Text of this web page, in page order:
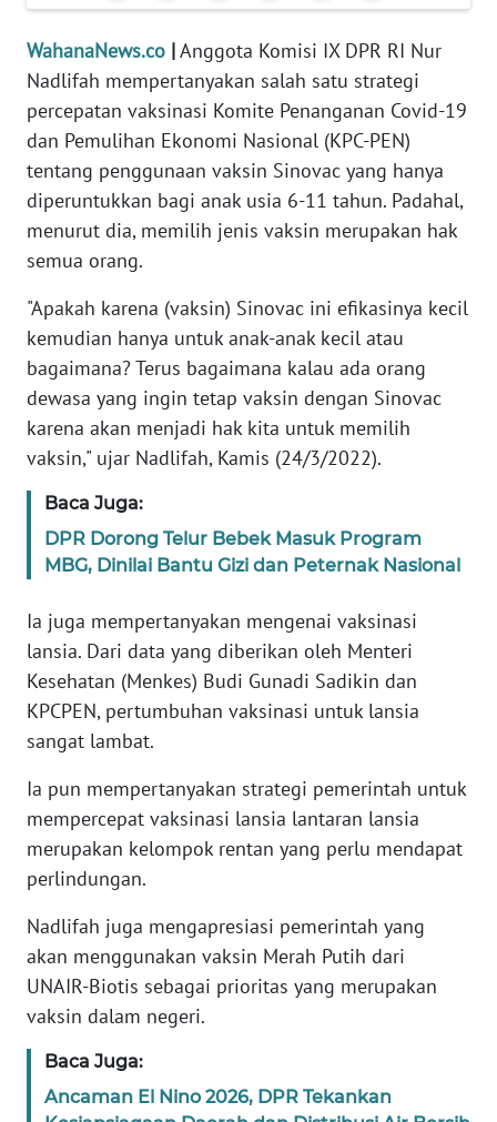
WahanaNews.co |Anggota Komisi IX DPR RI Nur
Nadlifah mempertanyakan salah satu strategi
percepatan vaksinasi Komite Penanganan Covid-19
dan Pemulihan Ekonomi Nasional (KPC-PEN)
tentang penggunaan vaksin Sinovac yang hanya
diperuntukkan bagi anak usia 6-11 tahun. Padahal,
menurut dia, memilih jenis vaksin merupakan hak
semua orang.
"Apakah karena (vaksin) Sinovac ini efikasinya kecil
kemudian hanya untuk anak-anak kecil atau
bagaimana? Terus bagaimana kalau ada orang
dewasa yang ingin tetap vaksin dengan Sinovac
karena akan menjadi hak kita untuk memilih
vaksin," ujar Nadlifah, Kamis (24/3/2022).
Baca Juga:
DPR Dorong Telur Bebek Masuk Program
MBG, Dinilai Bantu Gizi dan Peternak Nasional
Ia juga mempertanyakan mengenai vaksinasi
lansia. Dari data yang diberikan oleh Menteri
Kesehatan (Menkes) Budi Gunadi Sadikin dan
KPCPEN, pertumbuhan vaksinasi untuk lansia
sangat lambat.
Ia pun mempertanyakan strategi pemerintah untuk
mempercepat vaksinasi lansia lantaran lansia
merupakan kelompok rentan yang perlu mendapat
perlindungan.
Nadlifah juga mengapresiasi pemerintah yang
akan menggunakan vaksin Merah Putih dari
UNAIR-Biotis sebagai prioritas yang merupakan
vaksin dalam negeri.
Baca Juga:
Ancaman El Nino 2026, DPR Tekankan
OPINI
EDITORIAL
Informasi
INDEKS
BERITA
KONTAK
KAMI
INFO
IKLAN
TENTANG
PEDOMAN
MEDIA
REDAKSI
KARIR
Wahana
News
Regional
WN
SUMUT
WN
WN
JABAR